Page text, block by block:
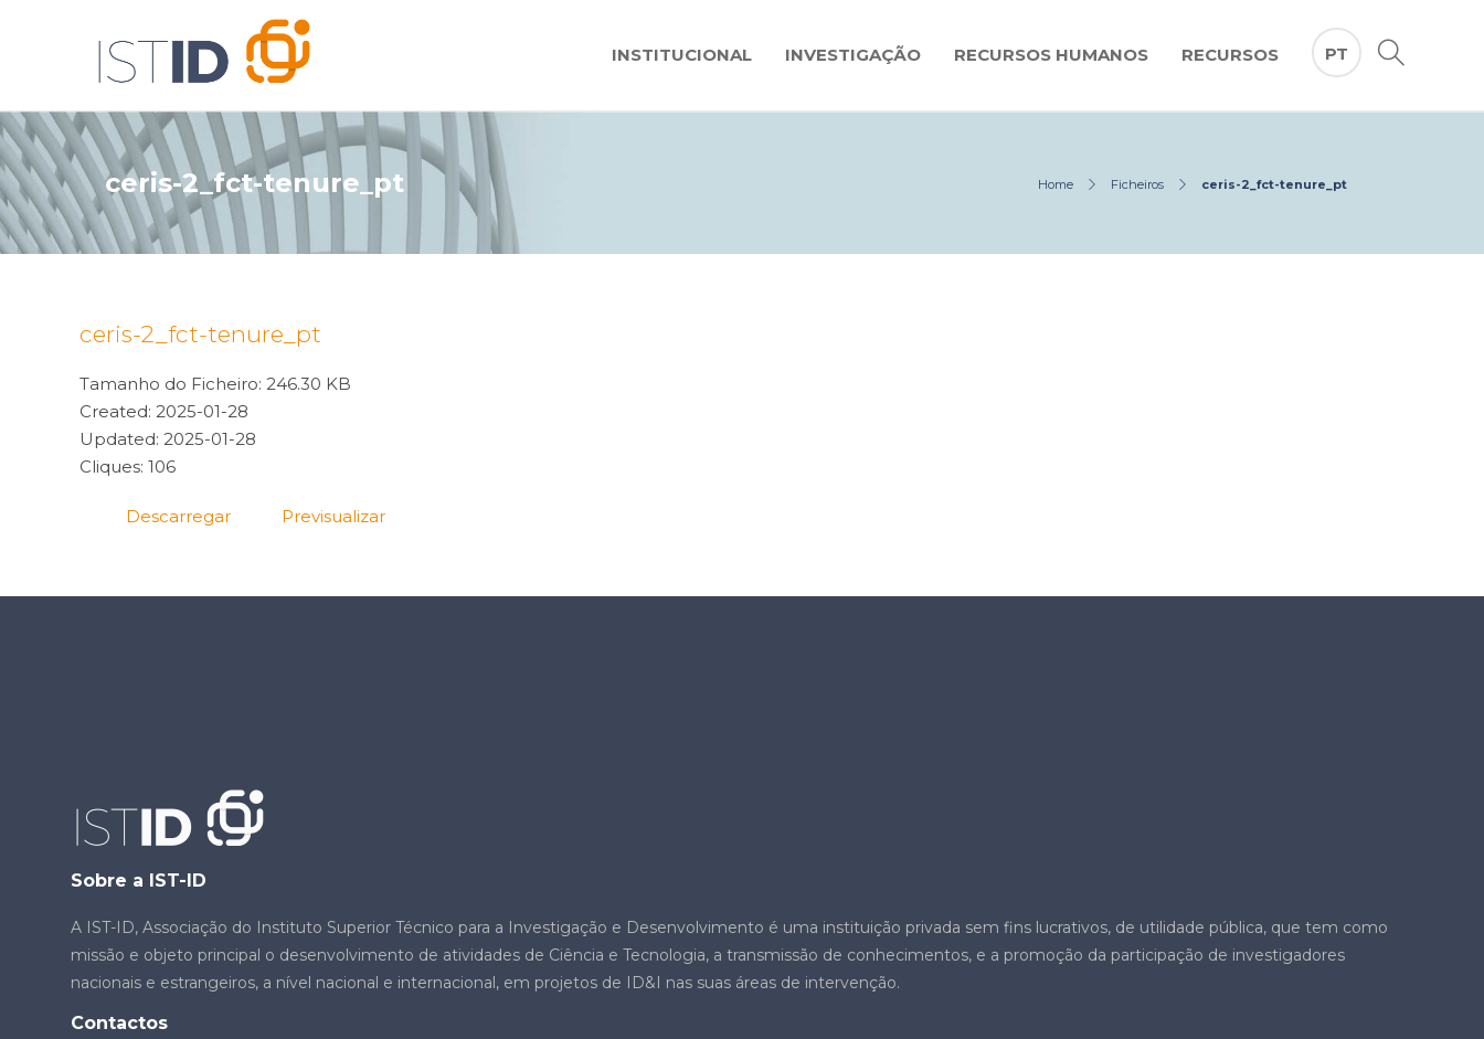
INSTITUCIONAL INVESTIGAÇÃO RECURSOS HUMANOS RECURSOS PT
ceris-2_fct-tenure_pt Home Ficheiros ceris-2_fct-tenure_pt
ceris-2_fct-tenure_pt
Tamanho do Ficheiro: 246.30 KB
Created: 2025-01-28
Updated: 2025-01-28
Cliques: 106
Descarregar Previsualizar
Sobre a IST-ID
A IST-ID, Associação do Instituto Superior Técnico para a Investigação e Desenvolvimento é uma instituição privada sem fins lucrativos, de utilidade pública, que tem como
missão e objeto principal o desenvolvimento de atividades de Ciência e Tecnologia, a transmissão de conhecimentos, e a promoção da participação de investigadores
nacionais e estrangeiros, a nível nacional e internacional, em projetos de ID&I nas suas áreas de intervenção.
Contactos